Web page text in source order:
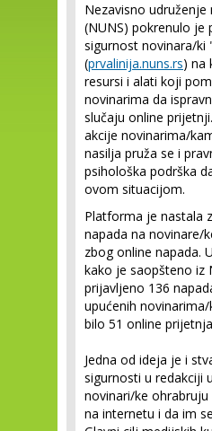
Nezavisno udruženje
(NUNS) pokrenulo je
sigurnost novinara/ki
(prvalinija.nuns.rs) na
resursi i alati koji
novinarima da
slučaju online
akcije novinarima/
nasilja pruža se i
psihološka podrška
ovom situacijom.
Platforma je nastala
napada na novinare/
zbog online napada.
kako je saopšteno iz
prijavljeno 136
upućenih
bilo 51 online
Jedna od ideja je i
sigurnosti u redakciji
novinari/ke ohrabruju
na internetu i da im